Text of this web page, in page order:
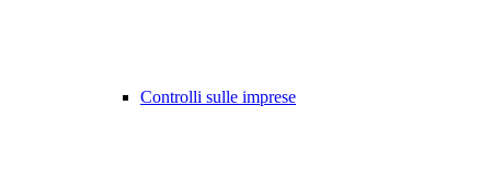
Controlli sulle imprese